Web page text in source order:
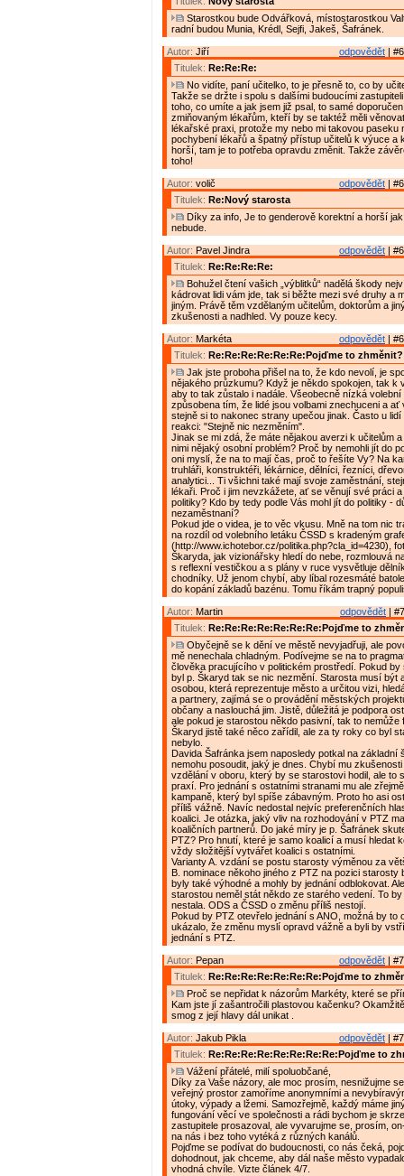
Starostkou bude Odvářková, místostarostkou
radní budou Munia, Krédl, Sejfi, Jakeš, Šafránek.
odpovědět |
Autor: Jiří
Titulek: Re:Re:Re:
No vidíte, paní učitelko, to je přesně to, co by
Takže se držte i spolu s dalšími budoucími
toho, co umíte a jak jsem již psal, to samé
zmiňovaným lékařům, kteří by se taktéž měli
lékařské praxi, protože my nebo mi takovou paseku
pochybení lékařů a špatný přístup učitelů k výuce a
horší, tam je to potřeba opravdu změnit. Takže
toho!
odpovědět |
Autor: volič
Titulek: Re:Nový starosta
Díky za info, Je to genderově korektní a horší
nebude.
odpovědět |
Autor: Pavel Jindra
Titulek: Re:Re:Re:Re:
Bohužel čtení vašich „výblitků“ nadělá škody
kádrovat lidi vám jde, tak si běžte mezi své druhy a
jiným. Právě těm vzdělaným učitelům, doktorům a
zkušenosti a nadhled. Vy pouze kecy.
odpovědět |
Autor: Markéta
Titulek: Re:Re:Re:Re:Re:Re:Pojďme to zhměnit?
Jak jste proboha přišel na to, že kdo nevolí, je
nějakého průzkumu? Když je někdo spokojen, tak k
aby to tak zůstalo i nadále. Všeobecně nízká volební
způsobena tím, že lidé jsou volbami znechuceni a ať
stejně si to nakonec strany upečou jinak. Často u
reakci: "Stejně nic nezměním".
Jinak se mi zdá, že máte nějakou averzi k učitelům
nimi nějaký osobní problém? Proč by nemohli jít do
oni myslí, že na to mají čas, proč to řešíte Vy? Na
truhláři, konstruktéři, lékárnice, dělníci, řezníci,
analytici... Ti všichni také mají svoje zaměstnání,
lékaři. Proč i jim nevzkážete, ať se věnují své práci
politiky? Kdo by tedy podle Vás mohl jít do politiky -
nezaměstnaní?
Pokud jde o videa, je to věc vkusu. Mně na tom nic
na rozdíl od volebního letáku ČSSD s kradeným
(http://www.ichotebor.cz/politika.php?cla_id=4230),
Škaryda, jak vizionářsky hledí do nebe, rozmlouvá
s reflexní vestičkou a s plány v ruce vysvětluje
chodníky. Už jenom chybí, aby líbal rozesmáté
do kopání základů bazénu. Tomu říkám trapný
odpovědět |
Autor: Martin
Titulek: Re:Re:Re:Re:Re:Re:Re:Pojďme to
Obyčejně se k dění ve městě nevyjadřuji, ale
mě nenechala chladným. Podívejme se na to
člověka pracujícího v politickém prostředí. Pokud by
byl p. Škaryd tak se nic nezmění. Starosta musí být
osobou, která reprezentuje město a určitou vizi,
a partnery, zajímá se o provádění městských
občany a naslouchá jim. Jistě, důležitá je podpora
ale pokud je starostou někdo pasivní, tak to nemůže
Škaryd jistě také něco zařídil, ale za ty roky co byl
nebylo.
Davida Šafránka jsem naposledy potkal na základní
nemohu posoudit, jaký je dnes. Chybí mu zkušenosti
vzdělání v oboru, který by se starostovi hodil, ale to
praxí. Pro jednání s ostatními stranami mu ale
kampaně, který byl spíše zábavným. Proto ho asi
příliš vážně. Navíc nedostal nejvíc preferenčních
koalici. Je otázka, jaký vliv na rozhodování v PTZ
koaličních partnerů. Do jaké míry je p. Šafránek
PTZ? Pro hnutí, které je samo koalicí a musí hledat
vždy složitější vytvářet koalici s ostatními.
Varianty A. vzdání se postu starosty výměnou za
B. nominace někoho jiného z PTZ na pozici starosty
byly také výhodné a mohly by jednání odblokovat.
starostou neměl stát někdo ze starého vedení. To
nestala. ODS a ČSSD o změnu příliš nestojí.
Pokud by PTZ otevřelo jednání s ANO, možná by to
ukázalo, že změnu myslí opravd vážně a byli by
jednání s PTZ.
odpovědět |
Autor: Pepan
Titulek: Re:Re:Re:Re:Re:Re:Re:Pojďme to
Proč se nepřidat k názorům Markéty, které se
Kam jste jí zašantročili plastovou kačenku?
smog z její hlavy dál unikat .
odpovědět |
Autor: Jakub Pikla
Titulek: Re:Re:Re:Re:Re:Re:Re:Re:Pojďme to
Vážení přátelé, milí spoluobčané,
Díky za Vaše názory, ale moc prosím, nesnižujme
veřejný prostor zamoříme anonymními a
útoky, výpady a lžemi. Samozřejmě, každý máme
fungování věcí ve společnosti a rádi bychom je
zastupitele prosazoval, ale vyvarujme se, prosím,
na nás i bez toho vytéká z různých kanálů.
Pojďme se podívat do budoucnosti, co nás čeká,
dohodnout, jak chceme, aby dál naše město
vhodná chvíle. Vizte článek 4/7.